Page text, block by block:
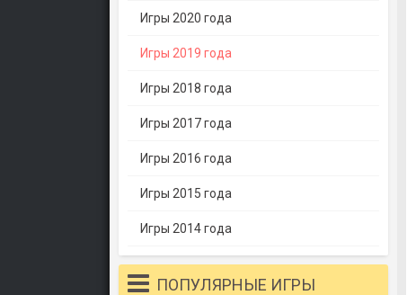
Игры 2020 года
Игры 2019 года
Игры 2018 года
Игры 2017 года
Игры 2016 года
Игры 2015 года
Игры 2014 года
ПОПУЛЯРНЫЕ ИГРЫ